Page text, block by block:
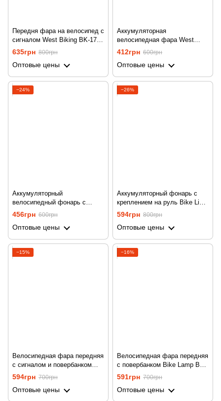
Передня фара на велосипед с
сигналом West Biking BK-1718
| вело фонарь с креплением
на руль
635грн 800грн
Оптовые цены
Аккумуляторная
велосипедная фара West
Biking HYD-018 | вело фонарь
с креплением на руль
412грн 600грн
Оптовые цены
−24%
Аккумуляторный
велосипедный фонарь с
повербанком Bike Light BK-03
| велофара с креплением на
руль
456грн 600грн
Оптовые цены
−26%
Аккумуляторный фонарь с
креплением на руль Bike Light
BX1-T6 | Велофара с
функцией Powerbank
594грн 800грн
Оптовые цены
−15%
Велосипедная фара передняя
с сигналом и повербанком
Yajia LY22 | вело фонарь с
креплением на руль
594грн 700грн
Оптовые цены
−16%
Велосипедная фара передняя
с повербанком Bike Lamp BC-
25 Pro| вело фонарь с
креплением на руль
591грн 700грн
Оптовые цены